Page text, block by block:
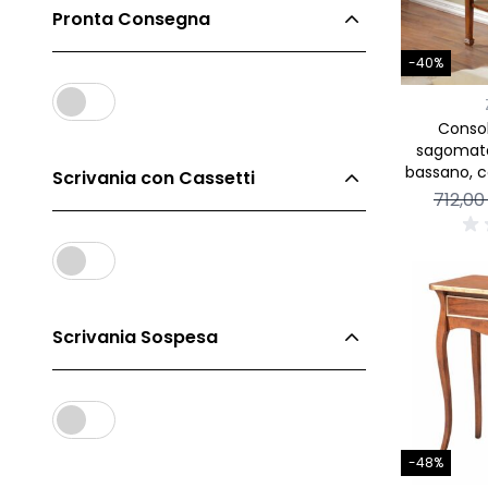
-40%
bassano,
e un
-48%
Pronta Consegna
Scrivania con Cassetti
Scrivania Sospesa